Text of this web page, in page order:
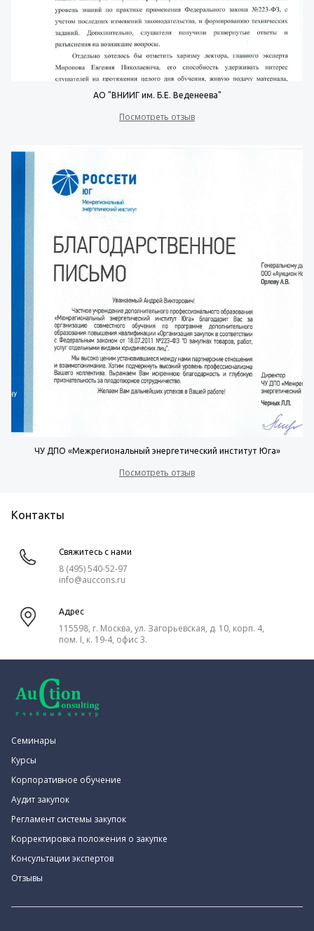
АО "ВНИИГ им. Б.Е. Веденеева"
Посмотреть отзыв
ЧУ ДПО «Межрегиональный энергетический институт Юга»
Посмотреть отзыв
Контакты
Свяжитесь с нами
8 (495) 540-52-97
info@auccons.ru
Адрес
115598, г. Москва, ул. Загорьевская, д. 10, корп. 4,
пом. I, к. 19-4, офис 3.
Семинары
Курсы
Корпоративное обучение
Аудит закупок
Регламент системы закупок
Корректировка положения о закупке
Консультации экспертов
Отзывы